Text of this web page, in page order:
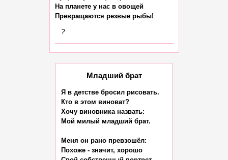
На планете у нас в овощей
?
Младший брат
Я в детстве бросил рисовать.
Кто в этом виноват?
Хочу виновника назвать:
Мой милый младший брат.
Меня он рано превзошёл:
Похоже - значит, хорошо